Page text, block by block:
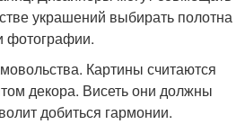
украшений выбирать полотна
фотографии.
Картины считаются
декора. Висеть они должны
добиться гармонии.